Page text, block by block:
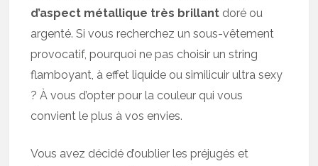
d’aspect métallique très brillant doré ou
argenté. Si vous recherchez un sous-vêtement
provocatif, pourquoi ne pas choisir un string
flamboyant, à effet liquide ou similicuir ultra sexy
? À vous d’opter pour la couleur qui vous
convient le plus à vos envies.
Vous avez décidé d’oublier les préjugés et